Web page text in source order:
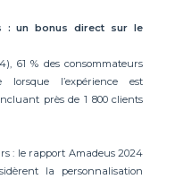
: un bonus direct sur le
61 % des consommateurs
l’expérience est
près de 1 800 clients
: le rapport Amadeus 2024
la personnalisation